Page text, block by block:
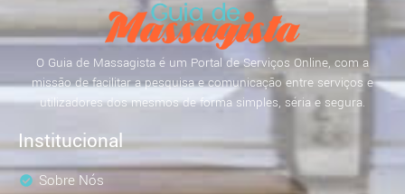
O Guia de Massagista é um Portal de Serviços Online, com a
missão de facilitar a pesquisa e comunicação entre serviços e
utilizadores dos mesmos de forma simples, séria e segura.
Institucional
Sobre Nós